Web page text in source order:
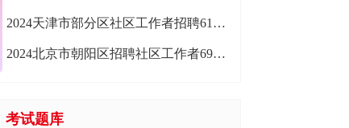
2024天津市部分区社区工作者招聘617人公告
2024北京市朝阳区招聘社区工作者696人公告
考试题库